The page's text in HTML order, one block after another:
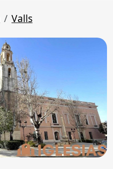
Valls